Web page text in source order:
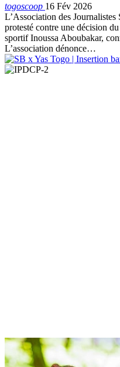
togoscoop 16 Fév 2026
L’Association des
protesté contre une décision
sportif Inoussa Aboubakar,
L’association dénonce…